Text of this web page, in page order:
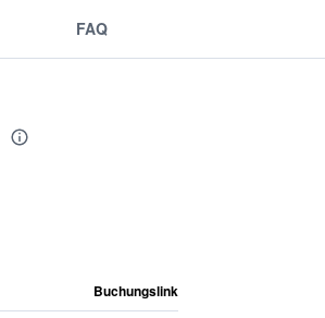
FAQ
Buchungslink